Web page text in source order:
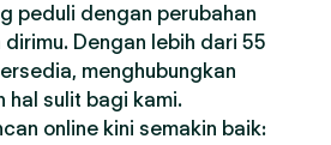
peduli dengan perubahan
Dengan lebih dari 55
menghubungkan
hal sulit bagi kami.
online kini semakin baik: